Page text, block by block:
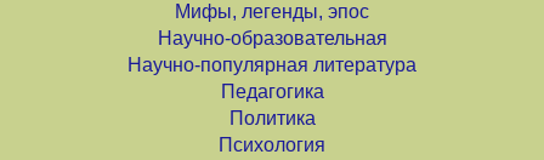
Мифы, легенды, эпос
Научно-образовательная
Научно-популярная литература
Педагогика
Политика
Психология